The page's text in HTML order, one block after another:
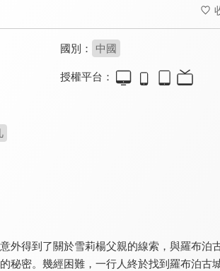
幻術先生
國別： 中國
授權平台：
外得到了關於雪莉楊父親的線索，與羅布泊
秘密。幾經困難，一行人終於找到羅布泊古